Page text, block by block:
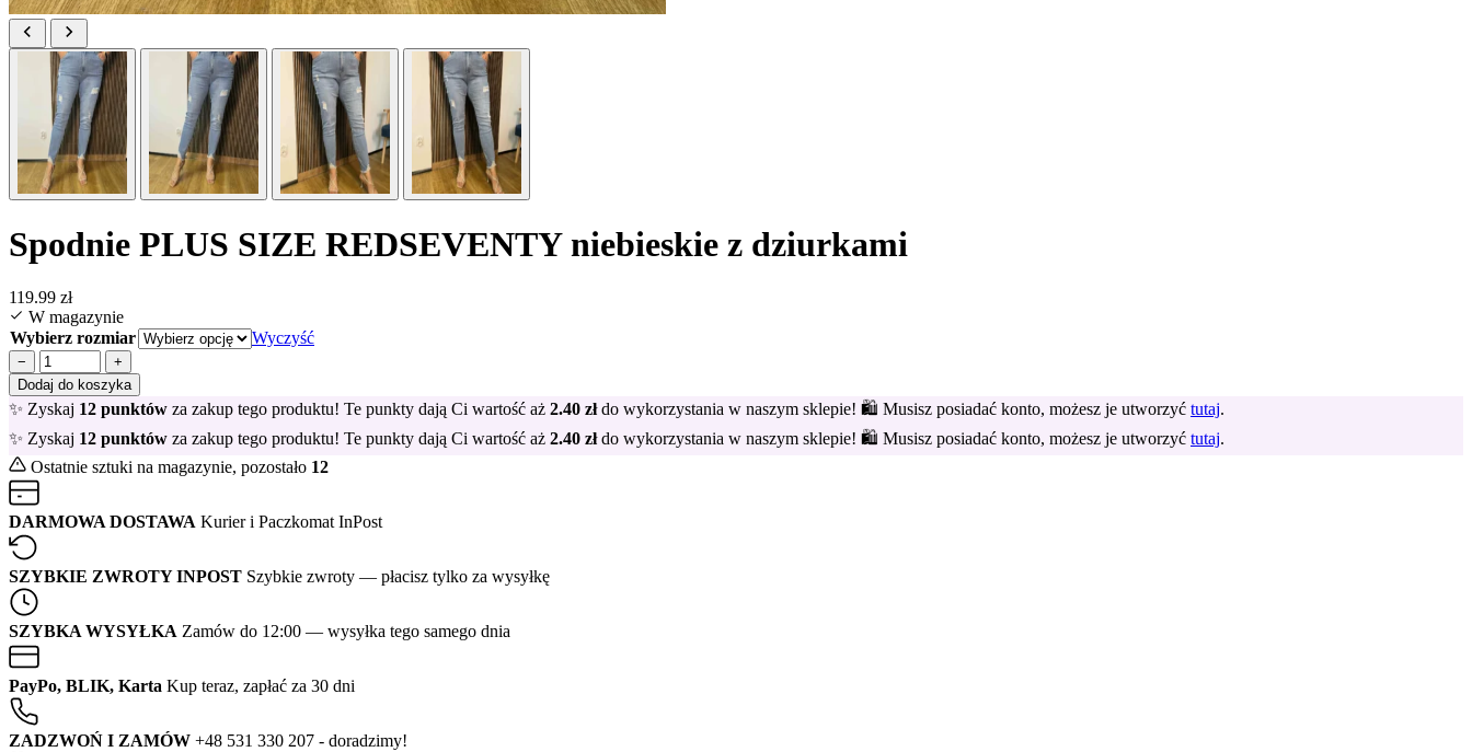
Spodnie PLUS SIZE REDSEVENTY niebieskie z dziurkami
119.99 zł
W magazynie
Wybierz rozmiar
Wyczyść
−
+
Dodaj do koszyka
✨ Zyskaj 12 punktów za zakup tego produktu! Te punkty dają Ci wartość aż 2.40 złdo wykorzystania w naszym sklepie! 🛍️ Musisz posiadać konto, możesz je utworzyć tutaj.
✨ Zyskaj 12 punktów za zakup tego produktu! Te punkty dają Ci wartość aż 2.40 złdo wykorzystania w naszym sklepie! 🛍️ Musisz posiadać konto, możesz je utworzyć tutaj.
Ostatnie sztuki na magazynie, pozostało 12
DARMOWA DOSTAWA Kurier i Paczkomat InPost
SZYBKIE ZWROTY INPOST Szybkie zwroty — płacisz tylko za wysyłkę
SZYBKA WYSYŁKA Zamów do 12:00 — wysyłka tego samego dnia
PayPo, BLIK, Karta Kup teraz, zapłać za 30 dni
ZADZWOŃ I ZAMÓW +48 531 330 207 - doradzimy!